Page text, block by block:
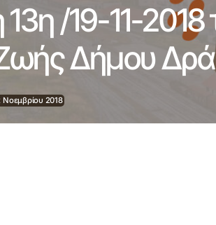
/19-11-2018
Δήμου
Νοεμβρίου 2018